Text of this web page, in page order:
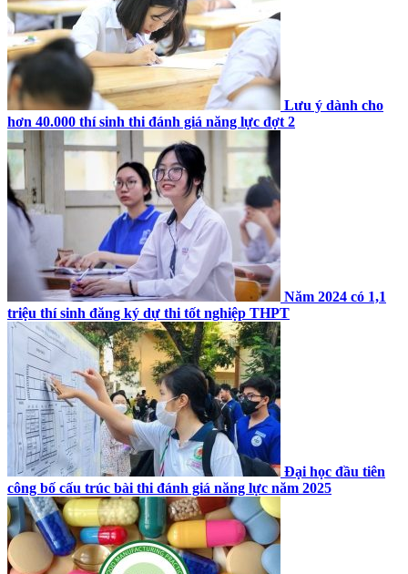
Lưu ý dành cho
hơn 40.000 thí sinh thi đánh giá năng lực đợt 2
Năm 2024 có 1,1
triệu thí sinh đăng ký dự thi tốt nghiệp THPT
Đại học đầu tiên
công bố cấu trúc bài thi đánh giá năng lực năm 2025